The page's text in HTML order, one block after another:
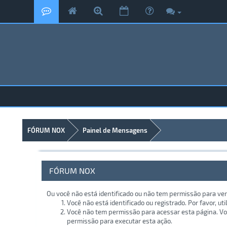
FÓRUM NOX Painel de Mensagens
FÓRUM NOX
Ou você não está identificado ou não tem permissão para
Você não está identificado ou registrado. Por favor,
Você não tem permissão para acessar esta página.
permissão para executar esta ação.